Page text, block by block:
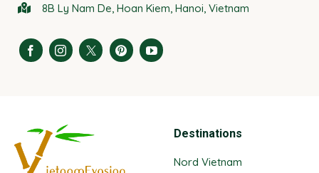
8B Ly Nam De, Hoan Kiem, Hanoi, Vietnam
Destinations
Nord Vietnam